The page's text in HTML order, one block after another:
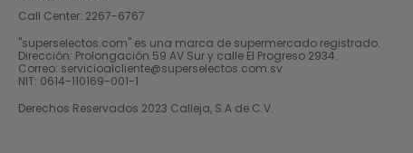
Call Center: 2267-6767
"superselectos.com" es una marca de supermercado registrado.
Dirección: Prolongación 59 AV Sur y calle El Progreso 2934.
Correo: servicioalcliente@superselectos.com.sv
NIT: 0614-110169-001-1
Derechos Reservados 2023 Calleja, S.A de C.V.